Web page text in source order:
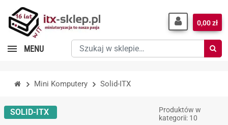
Szukaj
w
0,00 zł
MENU
Mini Komputery Solid-ITX
SOLID-ITX
Produktów w
kategorii: 10